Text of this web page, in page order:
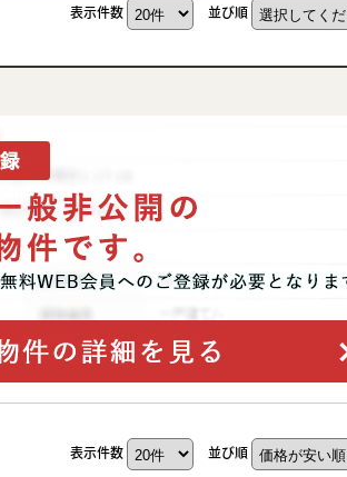
表示件数 並び順
表示件数 並び順